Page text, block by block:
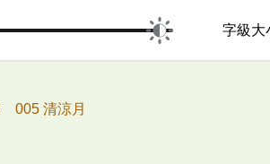
字級大
005 清涼月